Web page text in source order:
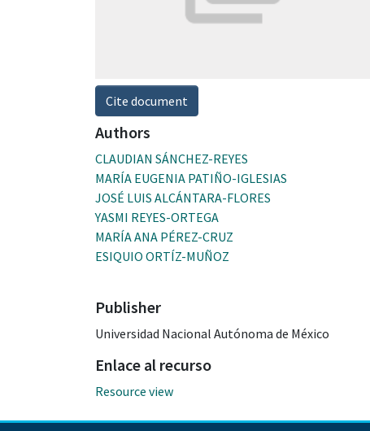
Cite document
Authors
CLAUDIAN SÁNCHEZ-REYES
MARÍA EUGENIA PATIÑO-IGLESIAS
JOSÉ LUIS ALCÁNTARA-FLORES
YASMI REYES-ORTEGA
MARÍA ANA PÉREZ-CRUZ
ESIQUIO ORTÍZ-MUÑOZ
Publisher
Universidad Nacional Autónoma de México
Enlace al recurso
Resource view